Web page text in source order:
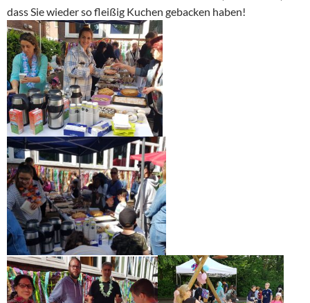
dass Sie wieder so fleißig Kuchen gebacken haben!